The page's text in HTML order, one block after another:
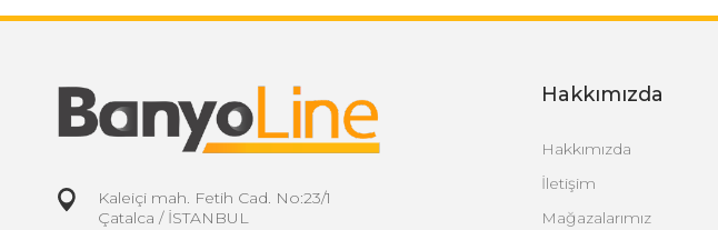
Kaleiçi mah. Fetih Cad. No:23/1
Çatalca / İSTANBUL
Hakkımızda
Hakkımızda
İletişim
Mağazalarımız